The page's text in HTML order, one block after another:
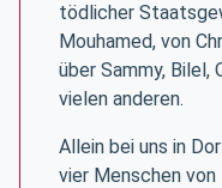
tödlicher
Mouhamed, von
über Sammy, Bilel,
vielen anderen.
Allein bei uns in
vier Menschen